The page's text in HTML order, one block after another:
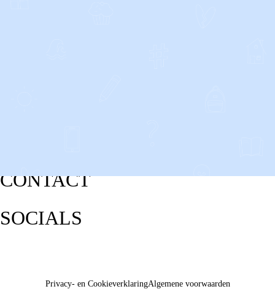
CONTACT
SOCIALS
Privacy- en CookieverklaringAlgemene voorwaarden